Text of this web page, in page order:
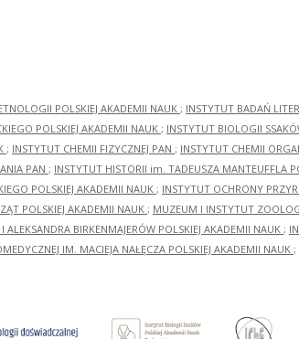
POLSKIEJ AKADEMII NAUK ; INSTYTUT BADAŃ
POLSKIEJ AKADEMII NAUK ; INSTYTUT BIOLOGII
; INSTYTUT CHEMII FIZYCZNEJ PAN ; INSTYTUT CHEMII
PAN ; INSTYTUT HISTORII im. TADEUSZA MANTEUFFLA
POLSKIEJ AKADEMII NAUK ; INSTYTUT OCHRONY
POLSKIEJ AKADEMII NAUK ; MUZEUM I INSTYTUT
BIRKENMAJERÓW POLSKIEJ AKADEMII NAUK ;
IM. MACIEJA NAŁĘCZA POLSKIEJ AKADEMII NAUK ;